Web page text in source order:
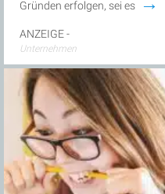
Gründen erfolgen, sei es
ANZEIGE -
Unternehmen